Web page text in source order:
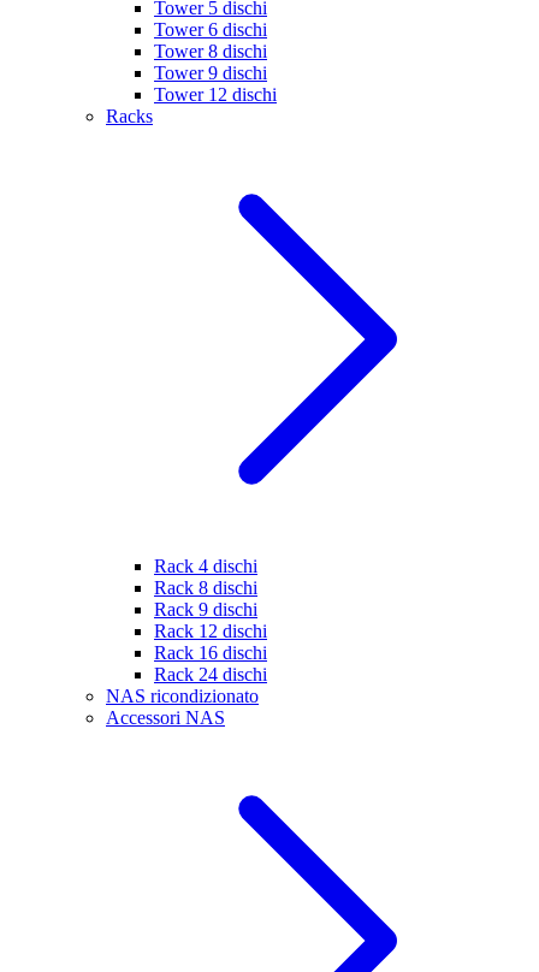
Tower 5 dischi
Tower 6 dischi
Tower 8 dischi
Tower 9 dischi
Tower 12 dischi
Racks
Rack 4 dischi
Rack 8 dischi
Rack 9 dischi
Rack 12 dischi
Rack 16 dischi
Rack 24 dischi
NAS ricondizionato
Accessori NAS